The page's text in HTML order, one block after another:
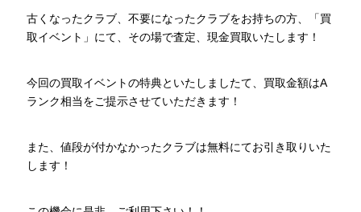
古くなったクラブ、不要になったクラブをお持ちの方、「買
取イベント」にて、その場で査定、現金買取いたします！
今回の買取イベントの特典といたしましたて、買取金額はA
ランク相当をご提示させていただきます！
また、値段が付かなかったクラブは無料にてお引き取りいた
します！